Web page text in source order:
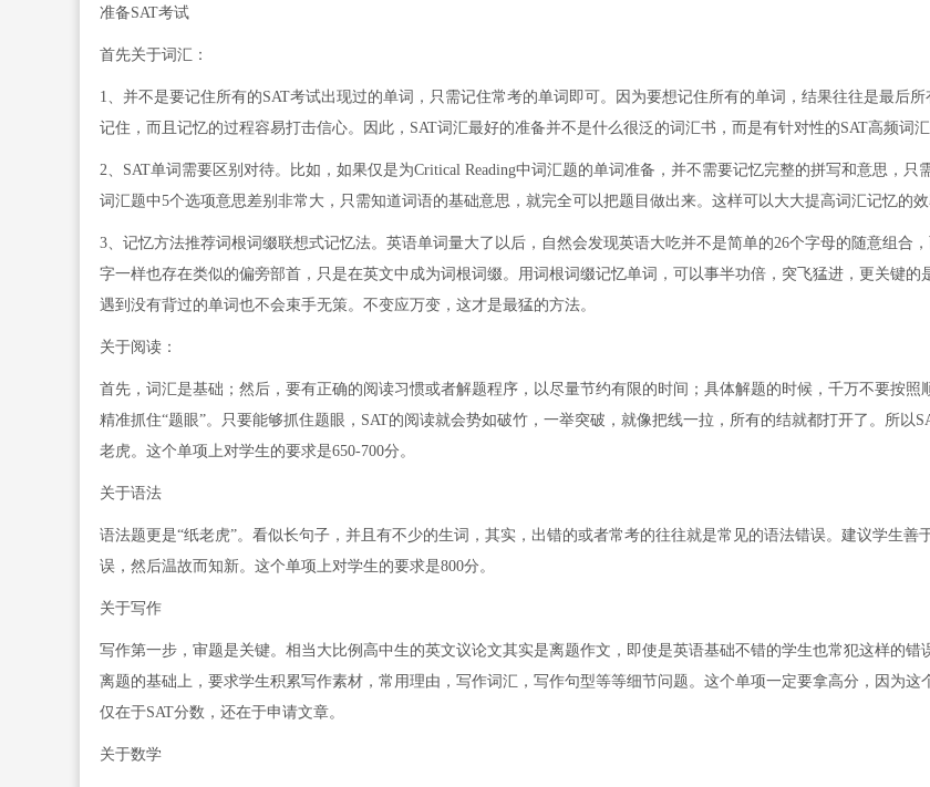
准备SAT考试
首先关于词汇：
1、并不是要记住所有的SAT考试出现过的单词，只需记住常考的单词即可。因为要想记住所有的单词，结果往往是最后
记住，而且记忆的过程容易打击信心。因此，SAT词汇最好的准备并不是什么很泛的词汇书，而是有针对性的SAT高频词汇
2、SAT单词需要区别对待。比如，如果仅是为Critical Reading中词汇题的单词准备，并不需要记忆完整的拼写和意思，只
词汇题中5个选项意思差别非常大，只需知道词语的基础意思，就完全可以把题目做出来。这样可以大大提高词汇记忆的效
3、记忆方法推荐词根词缀联想式记忆法。英语单词量大了以后，自然会发现英语大吃并不是简单的26个字母的随意组合
字一样也存在类似的偏旁部首，只是在英文中成为词根词缀。用词根词缀记忆单词，可以事半功倍，突飞猛进，更关键的
遇到没有背过的单词也不会束手无策。不变应万变，这才是最猛的方法。
关于阅读：
首先，词汇是基础；然后，要有正确的阅读习惯或者解题程序，以尽量节约有限的时间；具体解题的时候，千万不要按照
精准抓住“题眼”。只要能够抓住题眼，SAT的阅读就会势如破竹，一举突破，就像把线一拉，所有的结就都打开了。所以
老虎。这个单项上对学生的要求是650-700分。
关于语法
语法题更是“纸老虎”。看似长句子，并且有不少的生词，其实，出错的或者常考的往往就是常见的语法错误。建议学生善
误，然后温故而知新。这个单项上对学生的要求是800分。
关于写作
写作第一步，审题是关键。相当大比例高中生的英文议论文其实是离题作文，即使是英语基础不错的学生也常犯这样的错
离题的基础上，要求学生积累写作素材，常用理由，写作词汇，写作句型等等细节问题。这个单项一定要拿高分，因为这
仅在于SAT分数，还在于申请文章。
关于数学